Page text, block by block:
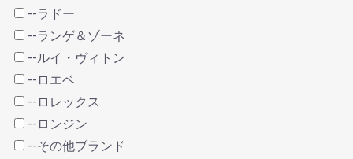
--ラドー
--ランゲ＆ゾーネ
--ルイ・ヴィトン
--ロエベ
--ロレックス
--ロンジン
--その他ブランド